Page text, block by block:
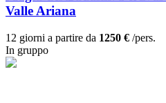
Valle Ariana
12 giorni a partire da 1250 € /pers.
In gruppo